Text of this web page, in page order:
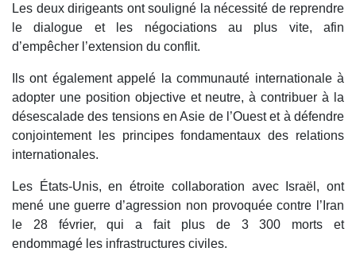
Les deux dirigeants ont souligné la nécessité de reprendre
le dialogue et les négociations au plus vite, afin
d’empêcher l’extension du conflit.
Ils ont également appelé la communauté internationale à
adopter une position objective et neutre, à contribuer à la
désescalade des tensions en Asie de l’Ouest et à défendre
conjointement les principes fondamentaux des relations
internationales.
Les États-Unis, en étroite collaboration avec Israël, ont
mené une guerre d’agression non provoquée contre l’Iran
le 28 février, qui a fait plus de 3 300 morts et
endommagé les infrastructures civiles.